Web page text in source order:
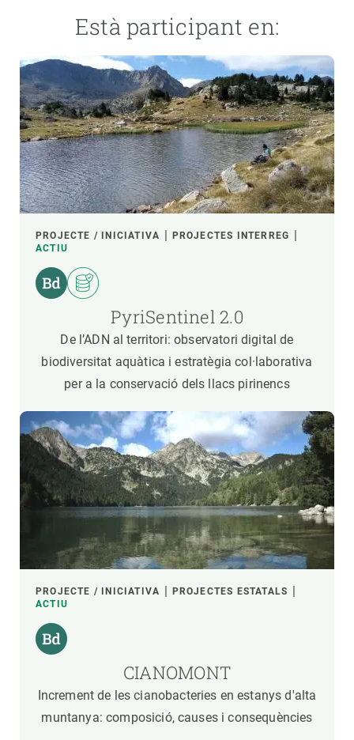
Està participant en:
PROJECTE / INICIATIVA
PROJECTES INTERREG
ACTIU
PyriSentinel 2.0
De l’ADN al territori: observatori digital de
biodiversitat aquàtica i estratègia col·laborativa
per a la conservació dels llacs pirinencs
PROJECTE / INICIATIVA
PROJECTES ESTATALS
ACTIU
CIANOMONT
Increment de les cianobacteries en estanys d'alta
muntanya: composició, causes i consequències